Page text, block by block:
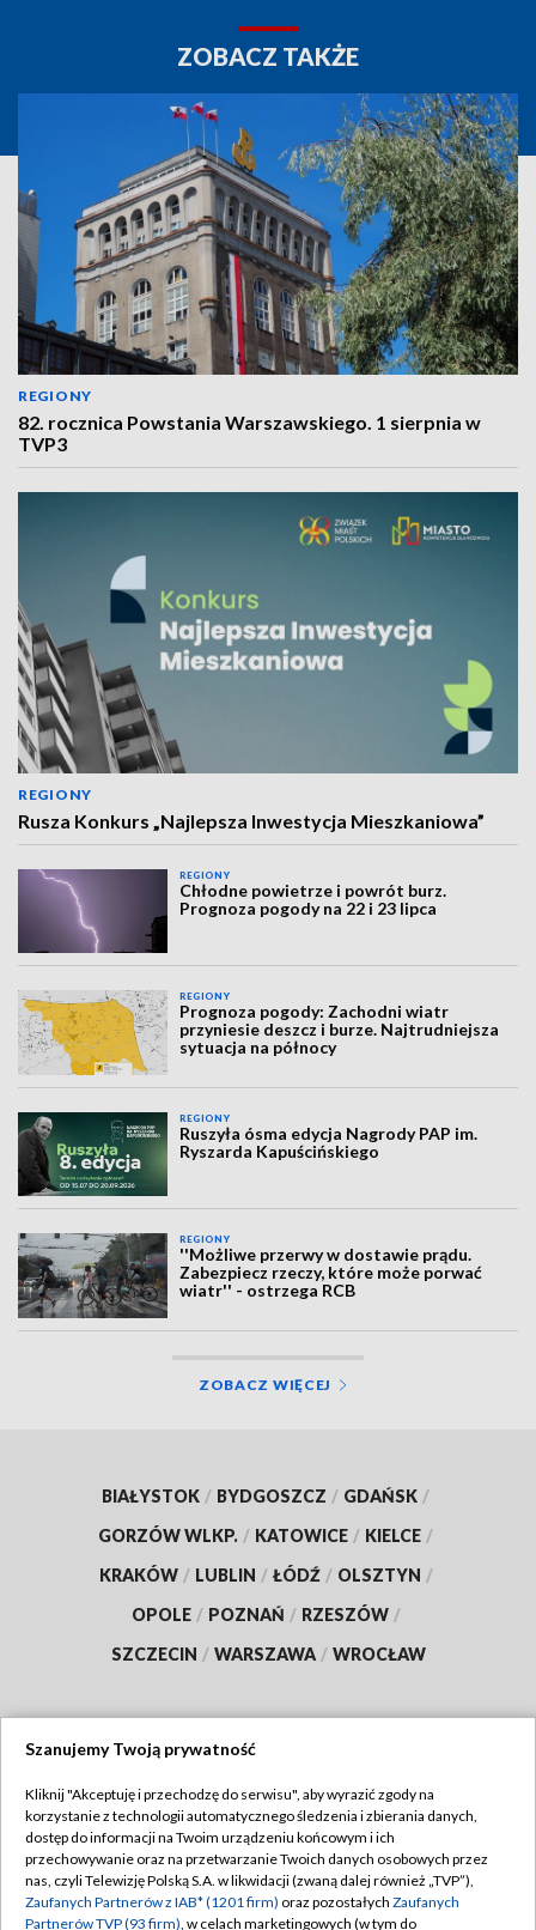
ZOBACZ TAKŻE
REGIONY
82. rocznica Powstania Warszawskiego. 1 sierpnia w
TVP3
REGIONY
Rusza Konkurs „Najlepsza Inwestycja Mieszkaniowa”
REGIONY
Chłodne powietrze i powrót burz.
Prognoza pogody na 22 i 23 lipca
REGIONY
Prognoza pogody: Zachodni wiatr
przyniesie deszcz i burze. Najtrudniejsza
sytuacja na północy
REGIONY
Ruszyła ósma edycja Nagrody PAP im.
Ryszarda Kapuścińskiego
REGIONY
''Możliwe przerwy w dostawie prądu.
Zabezpiecz rzeczy, które może porwać
wiatr'' - ostrzega RCB
ZOBACZ WIĘCEJ
BIAŁYSTOK / BYDGOSZCZ / GDAŃSK /
GORZÓW WLKP. / KATOWICE / KIELCE /
KRAKÓW / LUBLIN / ŁÓDŹ / OLSZTYN /
OPOLE / POZNAŃ / RZESZÓW /
SZCZECIN / WARSZAWA / WROCŁAW
TVP
Abonament TVP
Emisja w TVP
Regulamin TVP
Polityka prywatności
Szanujemy Twoją prywatność
Kliknij "Akceptuję i przechodzę do serwisu", aby wyrazić zgody na
korzystanie z technologii automatycznego śledzenia i zbierania danych,
dostęp do informacji na Twoim urządzeniu końcowym i ich
przechowywanie oraz na przetwarzanie Twoich danych osobowych przez
nas, czyli Telewizję Polską S.A. w likwidacji (zwaną dalej również „TVP”),
Zaufanych Partnerów z IAB* (1201 firm) oraz pozostałych Zaufanych
Partnerów TVP (93 firm), w celach marketingowych (w tym do